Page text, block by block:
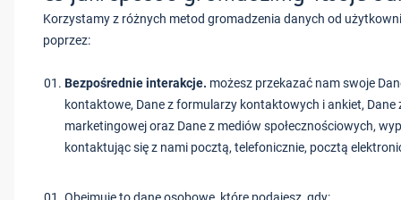
Korzystamy z różnych metod gromadzenia danych od
poprzez:
Bezpośrednie interakcje. możesz przekazać nam swoje
kontaktowe, Dane z formularzy kontaktowych i ankiet, Dane
marketingowej oraz Dane z mediów społecznościowych,
kontaktując się z nami pocztą, telefonicznie, pocztą